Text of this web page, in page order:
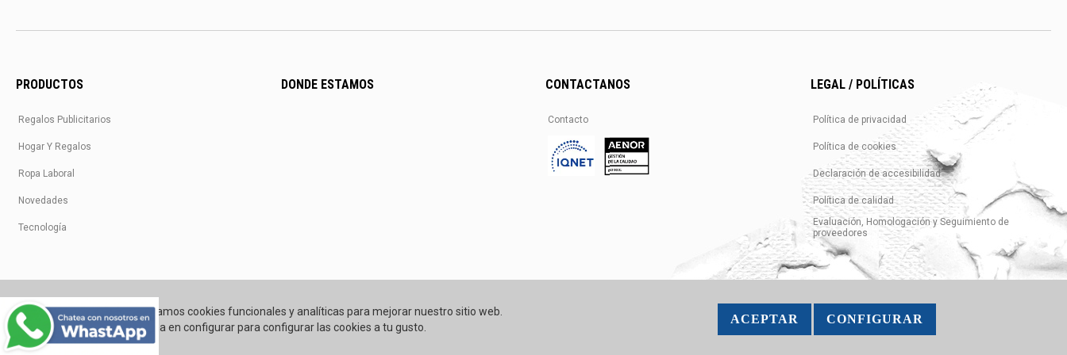
PRODUCTOS
Regalos Publicitarios
Hogar Y Regalos
Ropa Laboral
Novedades
Tecnología
DONDE ESTAMOS CONTACTANOS
Contacto
LEGAL / POLÍTICAS
Política de privacidad
Política de cookies
Declaración de accesibilidad
Política de calidad
Evaluación, Homologación y Seguimiento de
proveedores
Utilizamos cookies funcionales y analíticas para mejorar nuestro sitio web.
Pincha en configurar para configurar las cookies a tu gusto.
ACEPTAR CONFIGURAR